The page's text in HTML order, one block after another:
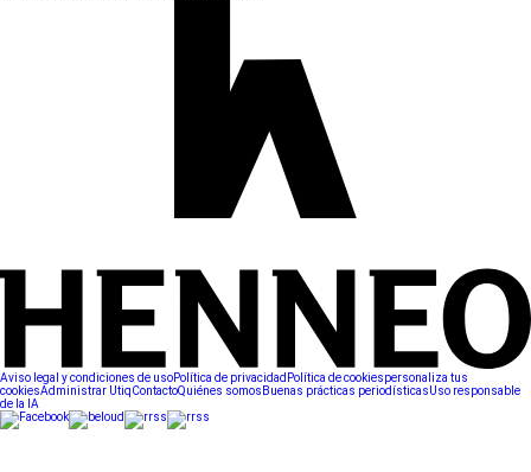
Aviso legal y condiciones de usoPolítica de privacidad Política de cookiespersonaliza tus
cookiesAdministrar UtiqContactoQuiénes somos Buenas prácticas periodísticasUso responsable
de la IA